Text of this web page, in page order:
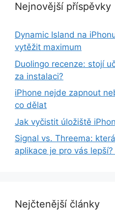
Nejnovější příspěvky
Dynamic Island na
vytěžit maximum
Duolingo recenze: stojí
za instalaci?
iPhone nejde zapnout
co dělat
Jak vyčistit úložiště
Signal vs. Threema:
aplikace je pro vás
Nejčtenější články